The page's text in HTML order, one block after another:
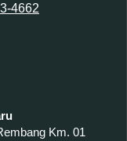
4662
Km. 01